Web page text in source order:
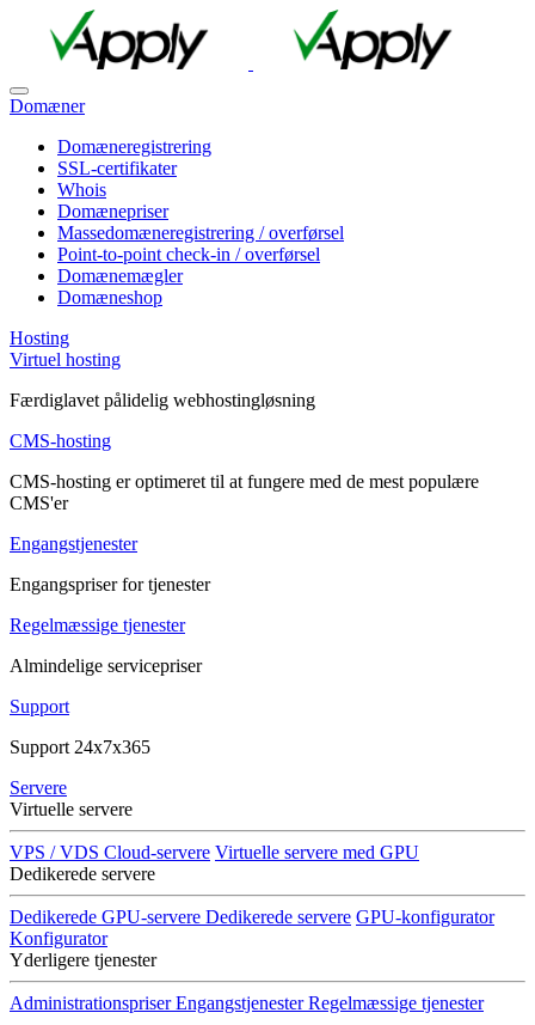
Domæner
Domæneregistrering
SSL-certifikater
Whois
Domænepriser
Massedomæneregistrering / overførsel
Point-to-point check-in / overførsel
Domænemægler
Domæneshop
Hosting
Virtuel hosting
Færdiglavet pålidelig webhostingløsning
CMS-hosting
CMS-hosting er optimeret til at fungere med de mest populære
CMS'er
Engangstjenester
Engangspriser for tjenester
Regelmæssige tjenester
Almindelige servicepriser
Support
Support 24x7x365
Servere
Virtuelle servere
VPS / VDS Cloud-servere Virtuelle servere med GPU
Dedikerede servere
Dedikerede GPU-servere Dedikerede servere GPU-konfigurator
Konfigurator
Yderligere tjenester
Administrationspriser Engangstjenester Regelmæssige tjenester